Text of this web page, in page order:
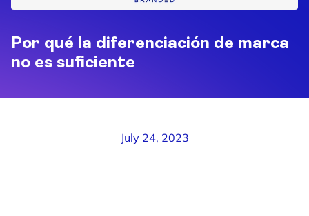
Por qué la diferenciación de marca
no es suficiente
July 24, 2023